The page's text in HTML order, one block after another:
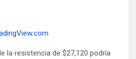
la resistencia de $27,120 podría